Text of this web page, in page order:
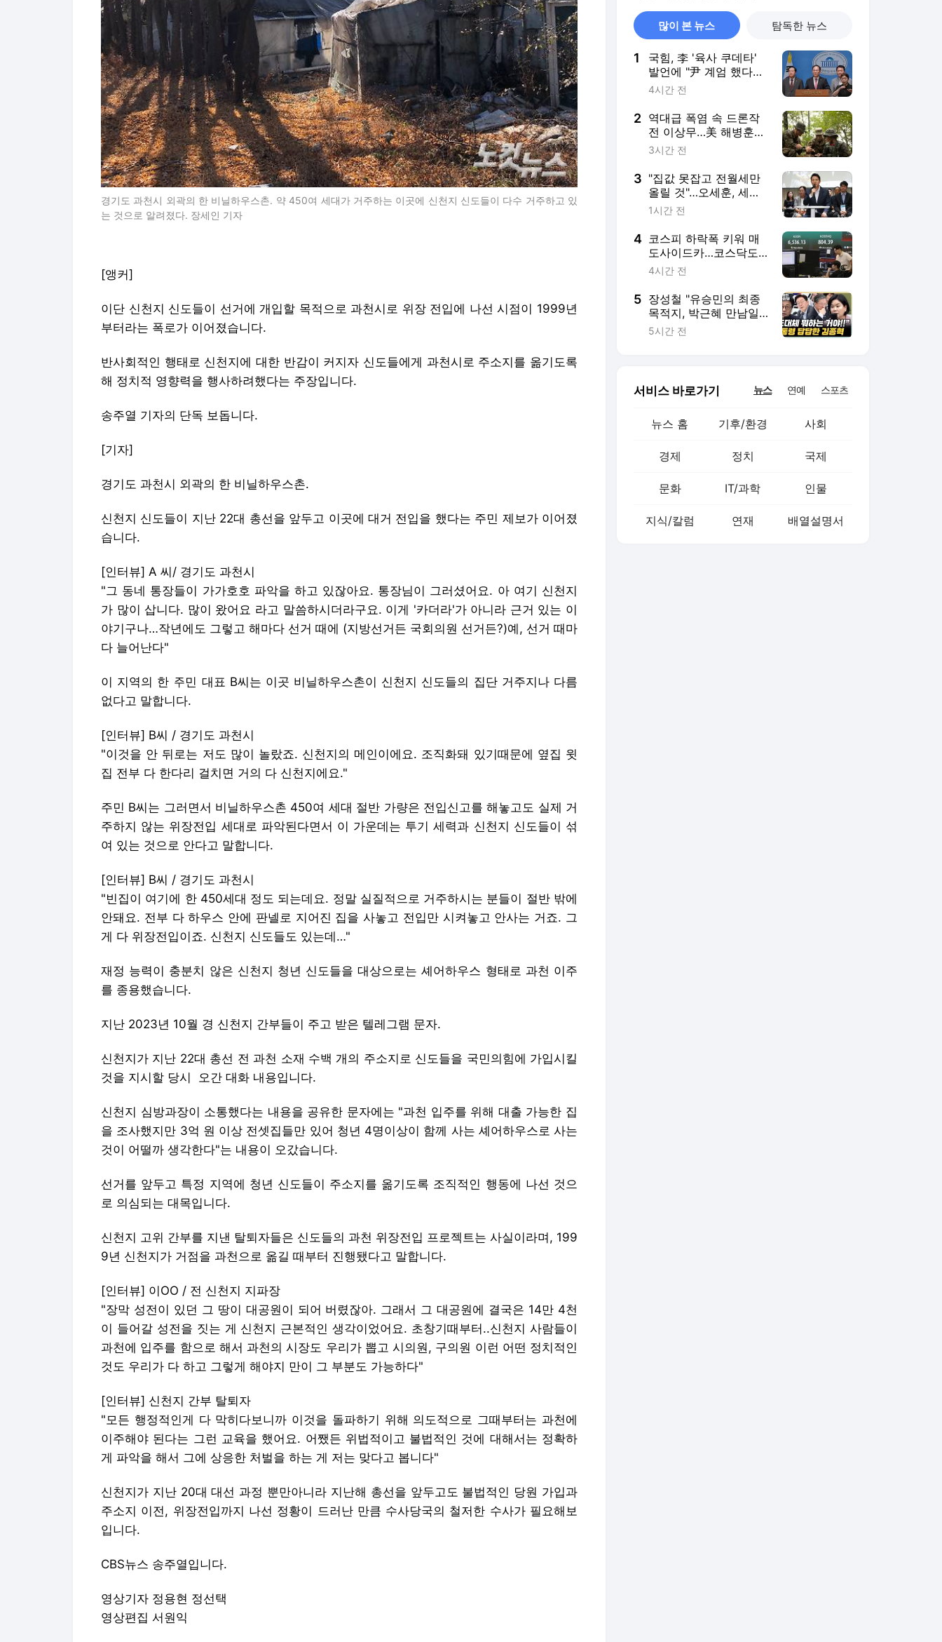
경기도 과천시 외곽의 한 비닐하우스촌. 약 450여 세대가 거주하는 이곳에 신천지 신도들이 다수 거주하고 있
는 것으로 알려졌다. 장세인 기자
[앵커]
이단 신천지 신도들이 선거에 개입할 목적으로 과천시로 위장 전입에 나선 시점이 1999년
부터라는 폭로가 이어졌습니다.
반사회적인 행태로 신천지에 대한 반감이 커지자 신도들에게 과천시로 주소지를 옮기도록
해 정치적 영향력을 행사하려했다는 주장입니다.
송주열 기자의 단독 보돕니다.
[기자]
경기도 과천시 외곽의 한 비닐하우스촌.
신천지 신도들이 지난 22대 총선을 앞두고 이곳에 대거 전입을 했다는 주민 제보가 이어졌
습니다.
[인터뷰] A 씨/ 경기도 과천시
"그 동네 통장들이 가가호호 파악을 하고 있잖아요. 통장님이 그러셨어요. 아 여기 신천지
가 많이 삽니다. 많이 왔어요 라고 말씀하시더라구요. 이게 '카더라'가 아니라 근거 있는 이
야기구나…작년에도 그렇고 해마다 선거 때에 (지방선거든 국회의원 선거든?)예, 선거 때마
다 늘어난다"
이 지역의 한 주민 대표 B씨는 이곳 비닐하우스촌이 신천지 신도들의 집단 거주지나 다름
없다고 말합니다.
[인터뷰] B씨 / 경기도 과천시
"이것을 안 뒤로는 저도 많이 놀랐죠. 신천지의 메인이에요. 조직화돼 있기때문에 옆집 윗
집 전부 다 한다리 걸치면 거의 다 신천지에요."
주민 B씨는 그러면서 비닐하우스촌 450여 세대 절반 가량은 전입신고를 해놓고도 실제 거
주하지 않는 위장전입 세대로 파악된다면서 이 가운데는 투기 세력과 신천지 신도들이 섞
여 있는 것으로 안다고 말합니다.
[인터뷰] B씨 / 경기도 과천시
"빈집이 여기에 한 450세대 정도 되는데요. 정말 실질적으로 거주하시는 분들이 절반 밖에
안돼요. 전부 다 하우스 안에 판넬로 지어진 집을 사놓고 전입만 시켜놓고 안사는 거죠. 그
게 다 위장전입이죠. 신천지 신도들도 있는데…"
재정 능력이 충분치 않은 신천지 청년 신도들을 대상으로는 셰어하우스 형태로 과천 이주
를 종용했습니다.
지난 2023년 10월 경 신천지 간부들이 주고 받은 텔레그램 문자.
신천지가 지난 22대 총선 전 과천 소재 수백 개의 주소지로 신도들을 국민의힘에 가입시킬
것을 지시할 당시 오간 대화 내용입니다.
신천지 심방과장이 소통했다는 내용을 공유한 문자에는 "과천 입주를 위해 대출 가능한 집
을 조사했지만 3억 원 이상 전셋집들만 있어 청년 4명이상이 함께 사는 셰어하우스로 사는
것이 어떨까 생각한다"는 내용이 오갔습니다.
선거를 앞두고 특정 지역에 청년 신도들이 주소지를 옮기도록 조직적인 행동에 나선 것으
로 의심되는 대목입니다.
신천지 고위 간부를 지낸 탈퇴자들은 신도들의 과천 위장전입 프로젝트는 사실이라며, 199
9년 신천지가 거점을 과천으로 옮길 때부터 진행됐다고 말합니다.
[인터뷰] 이OO / 전 신천지 지파장
"장막 성전이 있던 그 땅이 대공원이 되어 버렸잖아. 그래서 그 대공원에 결국은 14만 4천
이 들어갈 성전을 짓는 게 신천지 근본적인 생각이었어요. 초창기때부터..신천지 사람들이
과천에 입주를 함으로 해서 과천의 시장도 우리가 뽑고 시의원, 구의원 이런 어떤 정치적인
것도 우리가 다 하고 그렇게 해야지 만이 그 부분도 가능하다"
[인터뷰] 신천지 간부 탈퇴자
"모든 행정적인게 다 막히다보니까 이것을 돌파하기 위해 의도적으로 그때부터는 과천에
이주해야 된다는 그런 교육을 했어요. 어쨌든 위법적이고 불법적인 것에 대해서는 정확하
게 파악을 해서 그에 상응한 처벌을 하는 게 저는 맞다고 봅니다"
신천지가 지난 20대 대선 과정 뿐만아니라 지난해 총선을 앞두고도 불법적인 당원 가입과
주소지 이전, 위장전입까지 나선 정황이 드러난 만큼 수사당국의 철저한 수사가 필요해보
입니다.
CBS뉴스 송주열입니다.
영상기자 정용현 정선택
영상편집 서원익
많이 본 뉴스 탐독한 뉴스
1
국힘, 李 '육사 쿠데타'
발언에 "尹 계엄 했다고
서울대 없앴나"
4시간 전
2 역대급 폭염 속 드론작
전 이상무…美 해병훈련
공개
3시간 전
3 "집값 못잡고 전월세만
올릴 것"…오세훈, 세제
개편안 거듭 비판(종합)
1시간 전
4 코스피 하락폭 키워 매
도사이드카…코스닥도
나흘만에 반락
4시간 전
5 장성철 "유승민의 최종
목적지, 박근혜 만남일
수도"[한판승부]
5시간 전
서비스 바로가기 뉴스 연예 스포츠
뉴스 홈 기후/환경 사회
경제 정치 국제
문화 IT/과학 인물
지식/칼럼 연재 배열설명서